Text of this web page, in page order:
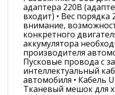
адаптера 220В
входит) • Вес порядка
внимание,
конкретного
аккумулятора
производителя
Пусковые провода с
интеллектуальный
автомобиля • Кабель
Тканевый мешок для